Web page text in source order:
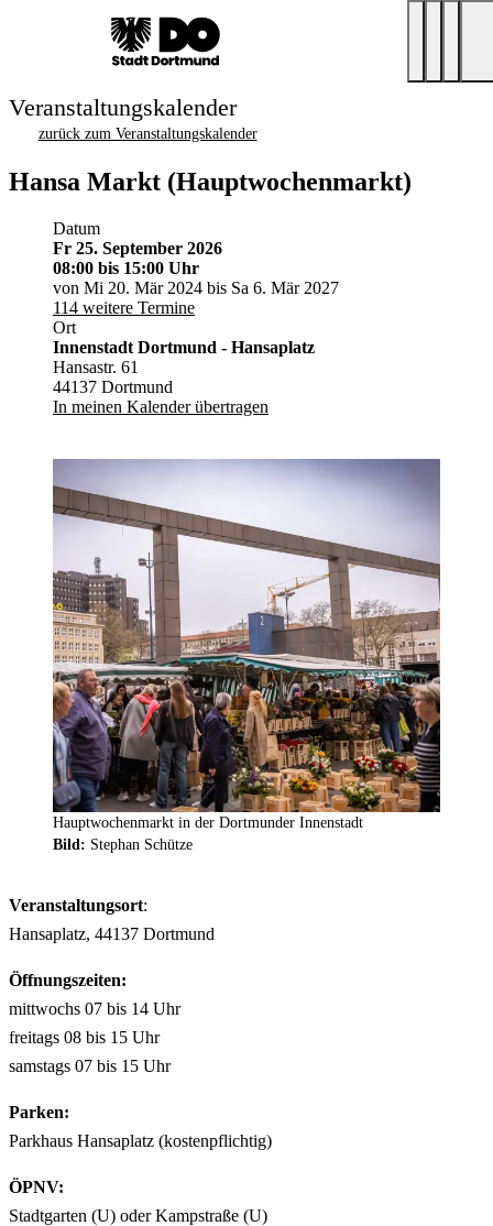
Veranstaltungskalender
zurück zum Veranstaltungskalender
Hansa Markt (Hauptwochenmarkt)
Datum
Fr 25. September 2026
08:00 bis 15:00 Uhr
von Mi 20. Mär 2024 bis Sa 6. Mär 2027
114 weitere Termine
Ort
Innenstadt Dortmund - Hansaplatz
Hansastr. 61
44137 Dortmund
In meinen Kalender übertragen
Hauptwochenmarkt in der Dortmunder Innenstadt
Bild: Stephan Schütze
Veranstaltungsort:
Hansaplatz, 44137 Dortmund
Öffnungszeiten:
mittwochs 07 bis 14 Uhr
freitags 08 bis 15 Uhr
samstags 07 bis 15 Uhr
Parken:
Parkhaus Hansaplatz (kostenpflichtig)
ÖPNV:
Stadtgarten (U) oder Kampstraße (U)